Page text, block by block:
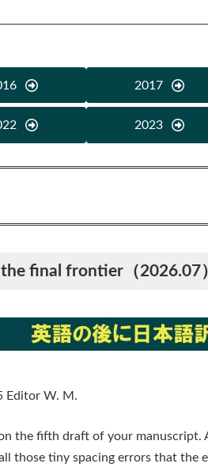
2017
2023
the final frontier （2026.07
Editor W. M.
the fifth draft of your manuscript.
those tiny spacing errors that the